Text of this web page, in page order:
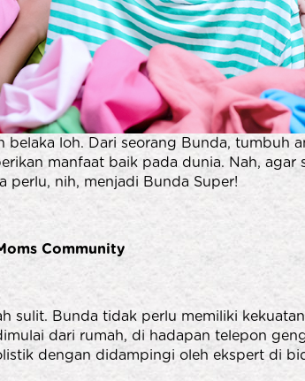
belaka loh. Dari seorang Bunda, tumbuh
manfaat baik pada dunia. Nah, agar
perlu, nih, menjadi Bunda Super!
Community
sulit. Bunda tidak perlu memiliki
dari rumah, di hadapan telepon
dengan didampingi oleh ekspert di